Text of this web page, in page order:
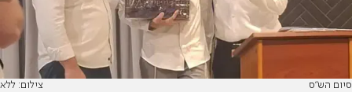
סיום הש"ס צילום: ללא